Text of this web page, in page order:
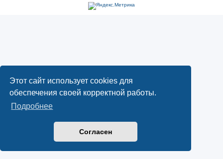
Этот сайт использует cookies для
обеспечения своей корректной работы.
Подробнее
Согласен